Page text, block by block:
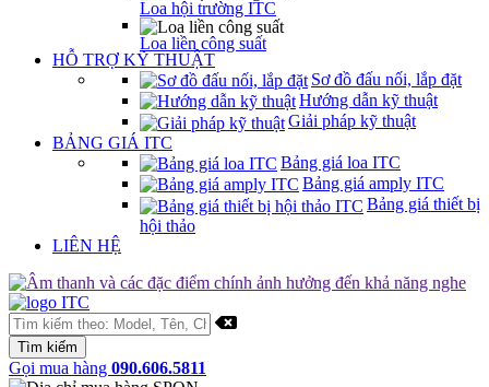
Loa hội trường ITC
Loa liền công suất
HỖ TRỢ KỸ THUẬT
Sơ đồ đấu nối, lắp đặt
Hướng dẫn kỹ thuật
Giải pháp kỹ thuật
BẢNG GIÁ ITC
Bảng giá loa ITC
Bảng giá amply ITC
Bảng giá thiết bị
hội thảo
LIÊN HỆ
Gọi mua hàng 090.606.5811